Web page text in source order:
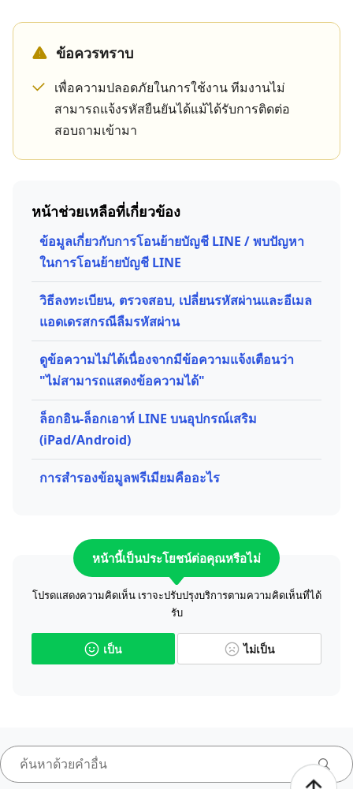
ข้อควรทราบ
เพื่อความปลอดภัยในการใช้งาน ทีมงานไม่
สามารถแจ้งรหัสยืนยันได้แม้ได้รับการติดต่อ
สอบถามเข้ามา
หน้าช่วยเหลือที่เกี่ยวข้อง
ข้อมูลเกี่ยวกับการโอนย้ายบัญชี LINE / พบปัญหา
ในการโอนย้ายบัญชี LINE
วิธีลงทะเบียน, ตรวจสอบ, เปลี่ยนรหัสผ่านและอีเมล
แอดเดรสกรณีลืมรหัสผ่าน
ดูข้อความไม่ได้เนื่องจากมีข้อความแจ้งเตือนว่า
"ไม่สามารถแสดงข้อความได้"
ล็อกอิน-ล็อกเอาท์ LINE บนอุปกรณ์เสริม
(iPad/Android)
การสำรองข้อมูลพรีเมียมคืออะไร
หน้านี้เป็นประโยชน์ต่อคุณหรือไม่
โปรดแสดงความคิดเห็น เราจะปรับปรุงบริการตามความคิดเห็นที่ได้
รับ
เป็น ไม่เป็น